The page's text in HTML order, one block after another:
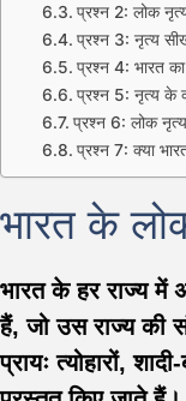
प्रश्न 2: लोक
प्रश्न 3: नृत्य
प्रश्न 4: भारत का
प्रश्न 5: नृत्य के
प्रश्न 6: लोक
प्रश्न 7: क्या
भारत के
भारत के हर राज्य
हैं, जो उस राज्य की
प्रायः त्योहारों,